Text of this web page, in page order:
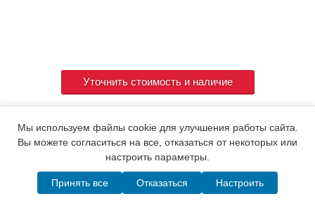
Уточнить стоимость и наличие
Артикул 11-8769 /719255-53100/
© 2015. Все права защищены.Мотор-Юг
Написать в MAX
Telegram WhatsApp Позвонить
Мы используем файлы cookie для улучшения работы сайта.
Вы можете согласиться на все, отказаться от некоторых или
настроить параметры.
Принять все Отказаться Настроить